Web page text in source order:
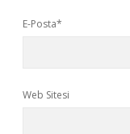
E-Posta*
Web Sitesi